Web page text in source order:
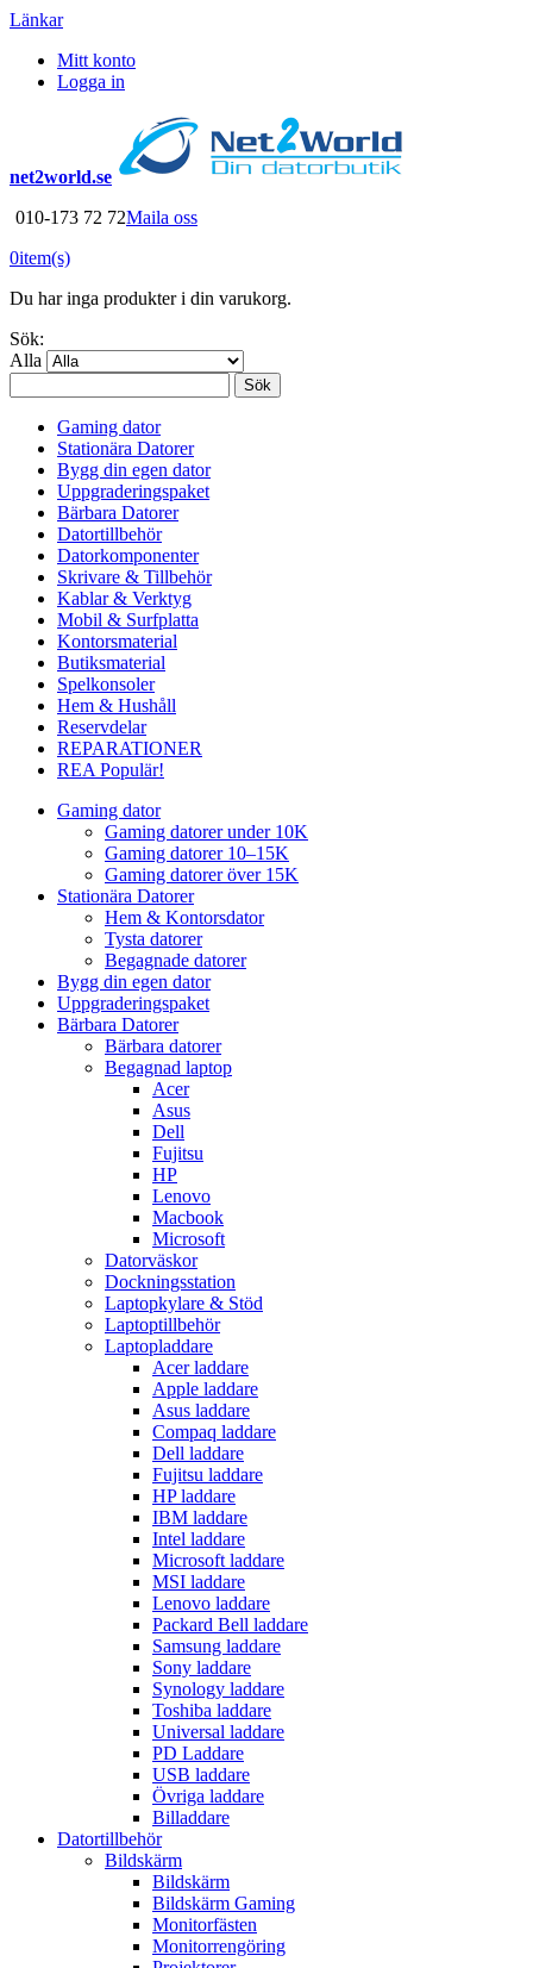
Länkar
Mitt konto
Logga in
net2world.se
010-173 72 72Maila oss
0item(s)
Du har inga produkter i din varukorg.
Sök:
Alla
Sök
Gaming dator
Stationära Datorer
Bygg din egen dator
Uppgraderingspaket
Bärbara Datorer
Datortillbehör
Datorkomponenter
Skrivare & Tillbehör
Kablar & Verktyg
Mobil & Surfplatta
Kontorsmaterial
Butiksmaterial
Spelkonsoler
Hem & Hushåll
Reservdelar
REPARATIONER
REA Populär!
Gaming dator
Gaming datorer under 10K
Gaming datorer 10–15K
Gaming datorer över 15K
Stationära Datorer
Hem & Kontorsdator
Tysta datorer
Begagnade datorer
Bygg din egen dator
Uppgraderingspaket
Bärbara Datorer
Bärbara datorer
Begagnad laptop
Acer
Asus
Dell
Fujitsu
HP
Lenovo
Macbook
Microsoft
Datorväskor
Dockningsstation
Laptopkylare & Stöd
Laptoptillbehör
Laptopladdare
Acer laddare
Apple laddare
Asus laddare
Compaq laddare
Dell laddare
Fujitsu laddare
HP laddare
IBM laddare
Intel laddare
Microsoft laddare
MSI laddare
Lenovo laddare
Packard Bell laddare
Samsung laddare
Sony laddare
Synology laddare
Toshiba laddare
Universal laddare
PD Laddare
USB laddare
Övriga laddare
Billaddare
Datortillbehör
Bildskärm
Bildskärm
Bildskärm Gaming
Monitorfästen
Monitorrengöring